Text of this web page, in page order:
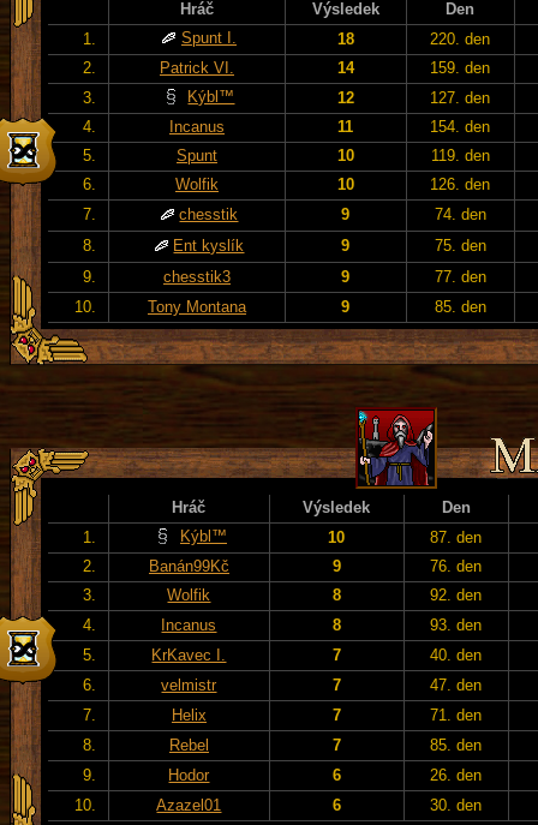
Hráč Výsledek
Den
1.
Spunt I. 18
220. den
2.
Patrick VI. 14
159. den
3.
Kýbl™ 12
127. den
4.
Incanus 11
154. den
5.
Spunt 10
119. den
6.
Wolfik 10
126. den
7.
chesstik 9
74. den
8.
Ent kyslík 9
75. den
9.
chesstik3 9
77. den
10.
Tony Montana 9 85. den
Hráč Výsledek
Den
1.
Kýbl™ 10 87. den
2.
Banán99Kč 9 76. den
3.
Wolfik 8 92. den
4.
Incanus 8 93. den
5.
KrKavec I. 7 40. den
6.
velmistr 7 47. den
7.
Helix 7 71. den
8.
Rebel 7 85. den
9.
Hodor 6 26. den
10.
Azazel01 6 30. den